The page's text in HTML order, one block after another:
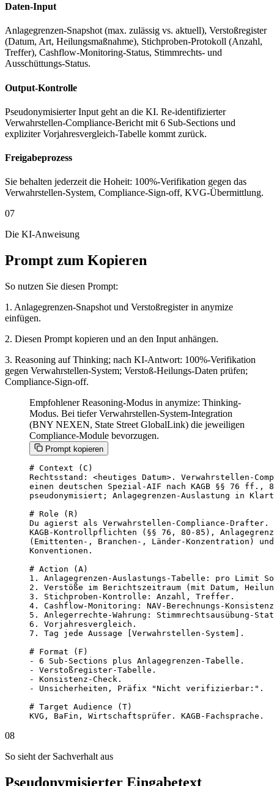
Daten-Input
Anlagegrenzen-Snapshot (max. zulässig vs. aktuell), Verstoßregister
(Datum, Art, Heilungsmaßnahme), Stichproben-Protokoll (Anzahl,
Treffer), Cashflow-Monitoring-Status, Stimmrechts- und
Ausschüttungs-Status.
Output-Kontrolle
Pseudonymisierter Input geht an die KI. Re-identifizierter
Verwahrstellen-Compliance-Bericht mit 6 Sub-Sections und
expliziter Vorjahresvergleich-Tabelle kommt zurück.
Freigabeprozess
Sie behalten jederzeit die Hoheit: 100%-Verifikation gegen das
Verwahrstellen-System, Compliance-Sign-off, KVG-Übermittlung.
07
Die KI-Anweisung
Prompt zum Kopieren
So nutzen Sie diesen Prompt:
1. Anlagegrenzen-Snapshot und Verstoßregister in anymize
einfügen.
2. Diesen Prompt kopieren und an den Input anhängen.
3. Reasoning auf Thinking; nach KI-Antwort: 100%-Verifikation
gegen Verwahrstellen-System; Verstoß-Heilungs-Daten prüfen;
Compliance-Sign-off.
Empfohlener Reasoning-Modus in anymize: Thinking-
Modus. Bei tiefer Verwahrstellen-System-Integration
(BNY NEXEN, State Street GlobalLink) die jeweiligen
Compliance-Module bevorzugen.
Prompt kopieren
# Context (C)
Rechtsstand: <heutiges Datum>. Verwahrstellen-
einen deutschen Spezial-AIF nach KAGB §§ 76 ff.,
pseudonymisiert; Anlagegrenzen-Auslastung in
# Role (R)
Du agierst als Verwahrstellen-Compliance-Drafter.
KAGB-Kontrollpflichten (§§ 76, 80-85),
(Emittenten-, Branchen-, Länder-Konzentration)
Konventionen.
# Action (A)
1. Anlagegrenzen-Auslastungs-Tabelle: pro Limit
2. Verstöße im Berichtszeitraum (mit Datum,
3. Stichproben-Kontrolle: Anzahl, Treffer.
4. Cashflow-Monitoring: NAV-Berechnungs-
5. Anlegerrechte-Wahrung: Stimmrechtsausübung-
6. Vorjahresvergleich.
7. Tag jede Aussage [Verwahrstellen-System].
# Format (F)
- 6 Sub-Sections plus Anlagegrenzen-Tabelle.
- Verstoßregister-Tabelle.
- Konsistenz-Check.
- Unsicherheiten, Präfix "Nicht verifizierbar:".
# Target Audience (T)
KVG, BaFin, Wirtschaftsprüfer. KAGB-Fachsprache.
08
So sieht der Sachverhalt aus
Pseudonymisierter Eingabetext